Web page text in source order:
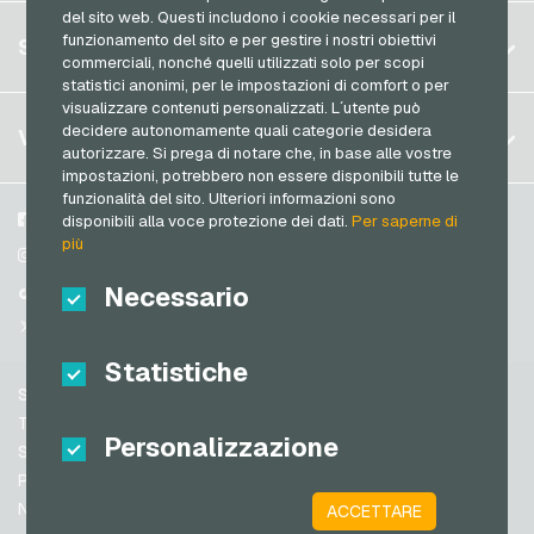
del sito web. Questi includono i cookie necessari per il
funzionamento del sito e per gestire i nostri obiettivi
commerciali, nonché quelli utilizzati solo per scopi
statistici anonimi, per le impostazioni di comfort o per
visualizzare contenuti personalizzati. L´utente può
decidere autonomamente quali categorie desidera
autorizzare. Si prega di notare che, in base alle vostre
impostazioni, potrebbero non essere disponibili tutte le
funzionalità del sito. Ulteriori informazioni sono
disponibili alla voce protezione dei dati.Per saperne di
più
Necessario
Statistiche
Personalizzazione
ACCETTARE
Germania (DE)
Germania (EN)
Francia
Italia
Paesi Bassi
Austria
Portogallo
Svizzera (DE)
Svizzera (IT)
Stati Uniti (EN)
Registrati
Accedi
Il mio carrello
SERVIZIO
FAQ
Metodi di pagamento
Termini & Condizioni&Diritto di recesso
Protezione dei dati
VGO-SHOP
Su di noi
Partner
Facebook
Instagram
TikTok
Supporto
Termini & Condizioni
Sicurezza e verifica
Protezione dei dati
Note legali